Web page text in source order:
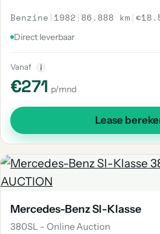
Benzine | 1982 | 86.888 km |
Direct leverbaar
Vanaf i
€271 p/mnd
Lease
Mercedes-Benz Sl-Klasse
380SL - Online Auction